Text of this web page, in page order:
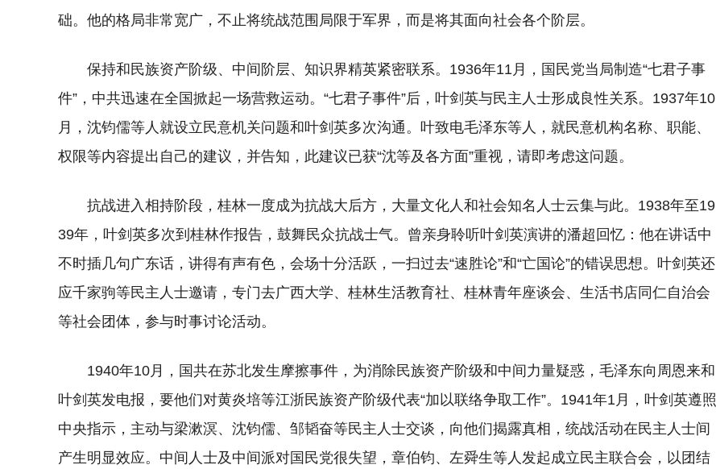
础。他的格局非常宽广，不止将统战范围局限于军界，而是将其面向社会各个阶层。
保持和民族资产阶级、中间阶层、知识界精英紧密联系。1936年11月，国民党当局制造“七君子事
件”，中共迅速在全国掀起一场营救运动。“七君子事件”后，叶剑英与民主人士形成良性关系。1937年10
月，沈钧儒等人就设立民意机关问题和叶剑英多次沟通。叶致电毛泽东等人，就民意机构名称、职能、
权限等内容提出自己的建议，并告知，此建议已获“沈等及各方面”重视，请即考虑这问题。
抗战进入相持阶段，桂林一度成为抗战大后方，大量文化人和社会知名人士云集与此。1938年至19
39年，叶剑英多次到桂林作报告，鼓舞民众抗战士气。曾亲身聆听叶剑英演讲的潘超回忆：他在讲话中
不时插几句广东话，讲得有声有色，会场十分活跃，一扫过去“速胜论”和“亡国论”的错误思想。叶剑英还
应千家驹等民主人士邀请，专门去广西大学、桂林生活教育社、桂林青年座谈会、生活书店同仁自治会
等社会团体，参与时事讨论活动。
1940年10月，国共在苏北发生摩擦事件，为消除民族资产阶级和中间力量疑惑，毛泽东向周恩来和
叶剑英发电报，要他们对黄炎培等江浙民族资产阶级代表“加以联络争取工作”。1941年1月，叶剑英遵照
中央指示，主动与梁漱溟、沈钧儒、邹韬奋等民主人士交谈，向他们揭露真相，统战活动在民主人士间
产生明显效应。中间人士及中间派对国民党很失望，章伯钧、左舜生等人发起成立民主联合会，以团结